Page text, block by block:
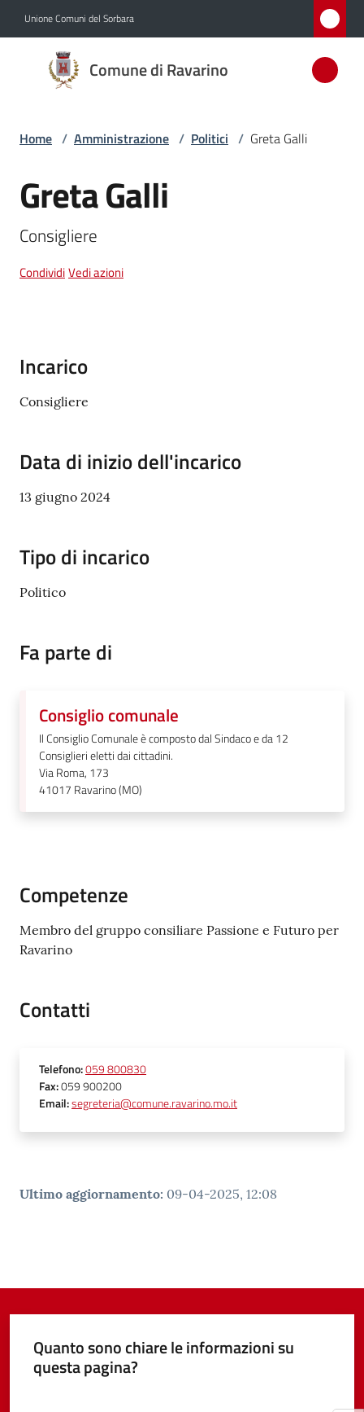
Unione Comuni del Sorbara
Comune di Ravarino
Comune
di
Menu selezionato
Servizi
gli
argomenti...
su
Home / Amministrazione / Politici / Greta Galli
Salta al contenuto
Greta Galli
Consigliere
CondividiVedi azioni
Incarico
Consigliere
Data di inizio dell'incarico
13 giugno 2024
Tipo di incarico
Politico
Fa parte di
Consiglio comunale
Il Consiglio Comunale è composto dal Sindaco e da 12
Consiglieri eletti dai cittadini.
Via Roma, 173
41017 Ravarino (MO)
Competenze
Membro del gruppo consiliare Passione e Futuro per
Ravarino
Contatti
Telefono:059 800830
Fax:059 900200
Email:segreteria@comune.ravarino.mo.it
Ultimo aggiornamento: 09-04-2025, 12:08
Quanto sono chiare le informazioni su
questa pagina?